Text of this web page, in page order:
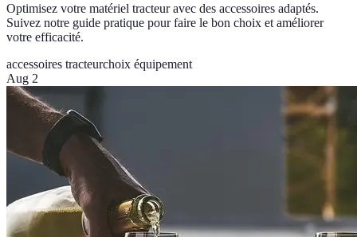
Optimisez votre matériel tracteur avec des accessoires adaptés.
Suivez notre guide pratique pour faire le bon choix et améliorer
votre efficacité.
accessoires tracteurchoix équipement
Aug 2